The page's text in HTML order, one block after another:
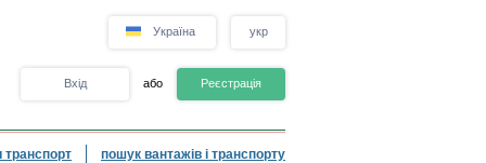
Україна укр
Вхід або Реєстрація
транспорт пошук вантажів і транспорту